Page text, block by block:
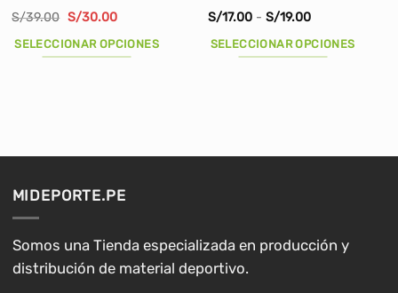
S/39.00 El
original
era:
S/30.00El
actual
es:
SELECCIONAR OPCIONES
se
pueden
elegir
en
S/17.00 - S/19.00Rango
precios:
desde
SELECCIONAR OPCIONES
elegir
en
MIDEPORTE.PE
Somos una Tienda especializada en producción y
distribución de material deportivo.